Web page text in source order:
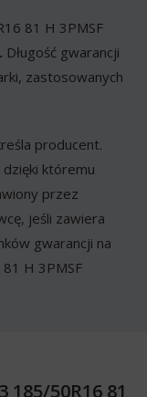
81 H 3PMSF
. Długość gwarancji
zastosowanych
producent.
dzięki któremu
przez
jeśli zawiera
gwarancji na
H 3PMSF
50R16 81